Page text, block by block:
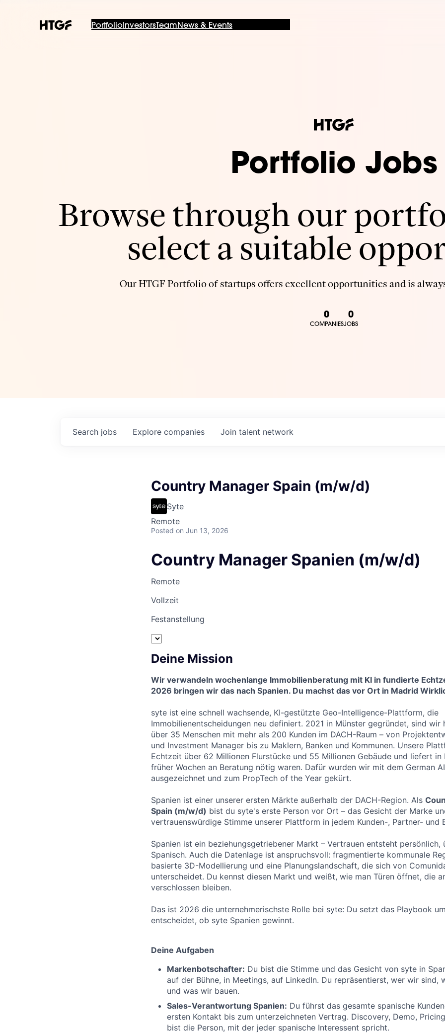
PortfolioInvestorsTeam News & Events
Portfolio Jobs
Browse through our
select a suitable
Our HTGF Portfolio of startups offers excellent opportunities and is
0
COMPANIES
0
JOBS
Search jobs Explore companies Join talent network
Country Manager Spain (m/w/d)
Syte
Remote
Posted on Jun 13, 2026
Country Manager Spanien (m/w/d)
Remote
Vollzeit
Festanstellung
Deine Mission
Wir verwandeln wochenlange Immobilienberatung mit KI in fundierte
2026 bringen wir das nach Spanien. Du machst das vor Ort in Madrid
syte ist eine schnell wachsende, KI-gestützte Geo-Intelligence-Plattform, die
Immobilienentscheidungen neu definiert. 2021 in Münster gegründet, sind wir
über 35 Menschen mit mehr als 200 Kunden im DACH-Raum – von
und Investment Manager bis zu Maklern, Banken und Kommunen. Unsere
Echtzeit über 62 Millionen Flurstücke und 55 Millionen Gebäude und liefert in
früher Wochen an Beratung nötig waren. Dafür wurden wir mit dem German
ausgezeichnet und zum PropTech of the Year gekürt.
Spanien ist einer unserer ersten Märkte außerhalb der DACH-Region. Als
Spain (m/w/d) bist du syte's erste Person vor Ort – das Gesicht der Marke
vertrauenswürdige Stimme unserer Plattform in jedem Kunden-, Partner- und
Spanien ist ein beziehungsgetriebener Markt – Vertrauen entsteht persönlich,
Spanisch. Auch die Datenlage ist anspruchsvoll: fragmentierte kommunale
basierte 3D-Modellierung und eine Planungslandschaft, die sich von
unterscheidet. Du kennst diesen Markt und weißt, wie man Türen öffnet, die
verschlossen bleiben.
Das ist 2026 die unternehmerischste Rolle bei syte: Du setzt das Playbook
entscheidet, ob syte Spanien gewinnt.
Deine Aufgaben
Markenbotschafter: Du bist die Stimme und das Gesicht von syte in
auf der Bühne, in Meetings, auf LinkedIn. Du repräsentierst, wer wir sind,
und was wir bauen.
Sales-Verantwortung Spanien: Du führst das gesamte spanische
ersten Kontakt bis zum unterzeichneten Vertrag. Discovery, Demo,
bist die Person, mit der jeder spanische Interessent spricht.